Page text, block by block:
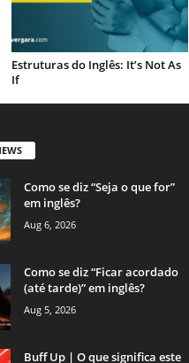
Estruturas do Inglês: It’s Not As
If
Como se diz “Seja o que for”
em inglês?
Aug 6, 2026
Como se diz “Ficar acordado
(até tarde)” em inglês?
Aug 5, 2026
Buff Up | O que significa este